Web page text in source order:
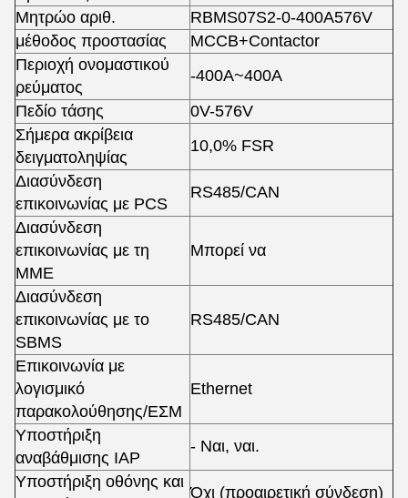
Μητρώο αριθ.
RBMS07S2-0-400A576V
μέθοδος προστασίας
MCCB+Contactor
Περιοχή ονομαστικού
ρεύματος
-400A~400A
Πεδίο τάσης
0V-576V
Σήμερα ακρίβεια
δειγματοληψίας
10,0% FSR
Διασύνδεση
επικοινωνίας με PCS
RS485/CAN
Διασύνδεση
επικοινωνίας με τη
ΜΜΕ
Μπορεί να
Διασύνδεση
επικοινωνίας με το
SBMS
RS485/CAN
Επικοινωνία με
λογισμικό
παρακολούθησης/ΕΣΜ
Ethernet
Υποστήριξη
αναβάθμισης IAP
- Ναι, ναι.
Υποστήριξη οθόνης και
Όχι (προαιρετική σύνδεση)